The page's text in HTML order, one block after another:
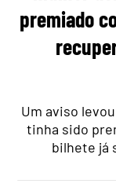
premiado
Um aviso
tinha sido
bilhete já